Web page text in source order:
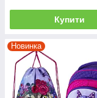
Купити
Новинка